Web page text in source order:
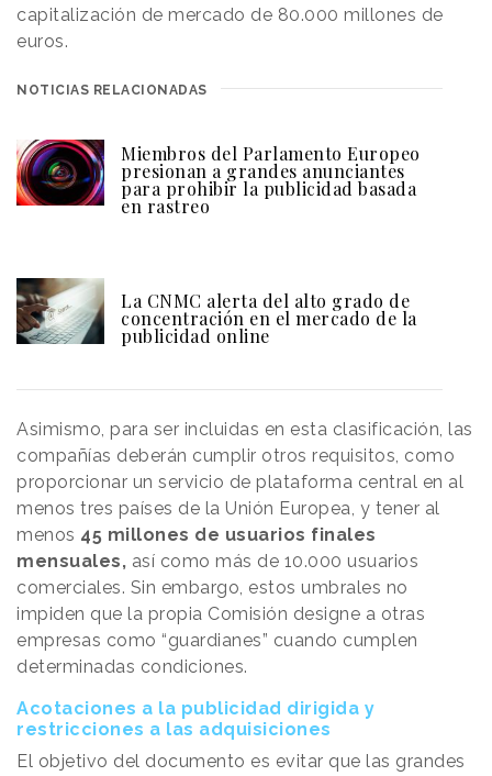
capitalización de mercado de 80.000 millones de
euros.
NOTICIAS RELACIONADAS
Miembros del Parlamento Europeo
presionan a grandes anunciantes
para prohibir la publicidad basada
en rastreo
La CNMC alerta del alto grado de
concentración en el mercado de la
publicidad online
Asimismo, para ser incluidas en esta clasificación, las
compañías deberán cumplir otros requisitos, como
proporcionar un servicio de plataforma central en al
menos tres países de la Unión Europea, y tener al
menos 45 millones de usuarios finales
mensuales, así como más de 10.000 usuarios
comerciales. Sin embargo, estos umbrales no
impiden que la propia Comisión designe a otras
empresas como “guardianes” cuando cumplen
determinadas condiciones.
Acotaciones a la publicidad dirigida y
restricciones a las adquisiciones
El objetivo del documento es evitar que las grandes